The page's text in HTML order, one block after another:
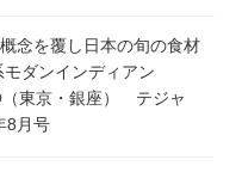
念を覆し日本の旬の食材
モダンインディアン
（東京・銀座） テジャ
8月号